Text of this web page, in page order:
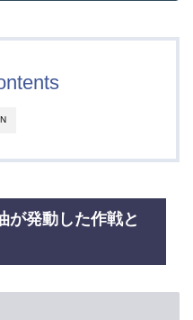
発動した作戦と